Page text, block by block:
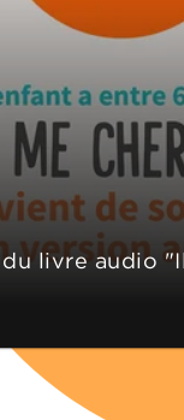
livre audio